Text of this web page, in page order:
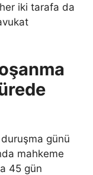
iki tarafa da
günü
mahkeme
45 gün